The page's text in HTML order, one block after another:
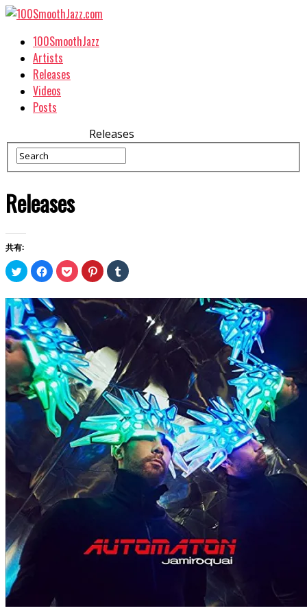
100SmoothJazz
Artists
Releases
Videos
Posts
Releases
Releases
共有:
ク
リ
し
て
Twitter
で
共
有
(新
し
い
ウ
ィ
ン
ド
ウ
で
Facebook
で
す
る
に
は
ク
リ
ッ
ク
し
て
く
だ
さ
い
(新
し
い
ウ
ィ
ン
ド
ウ
き
ま
ク
リ
し
て
Pocket
シ
ェ
ア
(新
し
い
ウ
ィ
ン
ド
ウ
で
開
き
ま
す)
ク
リ
し
Pinterest
有
(新
し
い
ウ
ィ
ン
ド
ウ
で
開
き
ま
す)
ク
リ
し
て
Tumblr
(新
し
い
ウ
ィ
ン
ド
ウ
で
開
き
ま
す)